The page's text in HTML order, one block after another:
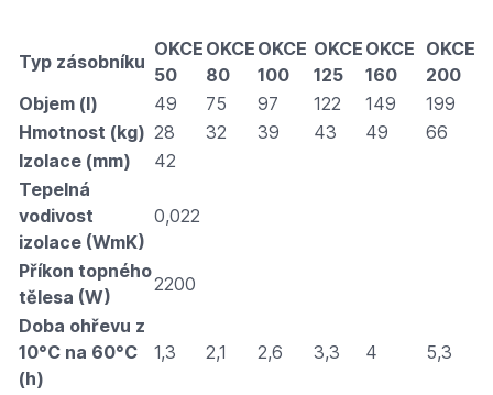
Typ zásobníku
OKCE
50
OKCE
80
OKCE
100
OKCE
125
OKCE
160
OKCE
200
Objem (l)
49 75 97 122 149
199
Hmotnost (kg) 28 32 39 43 49
66
Izolace (mm)
42
Tepelná
vodivost
izolace (WmK)
0,022
Příkon topného
tělesa (W)
2200
Doba ohřevu z
10°C na 60°C
(h)
1,3 2,1 2,6 3,3 4 5,3